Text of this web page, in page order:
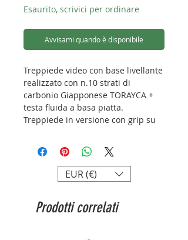
Esaurito, scrivici per ordinare
Avvisami quando è disponibile
Treppiede video con base livellante
realizzato con n.10 strati di
carbonio Giapponese TORAYCA +
testa fluida a basa piatta.
Treppiede in versione con grip su
Il treppiede è fornito di borsa.
(L'unico oggetto in vendita
raffigurato in foto è il kit
treppiede+testa fluida).
LVM-324C
EUR (€)
Prodotti correlati